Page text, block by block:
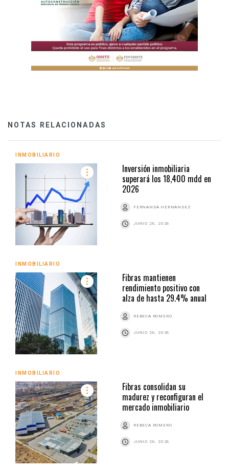
NOTAS RELACIONADAS
INMOBILIARIO
Inversión inmobiliaria
superará los 18,400 mdd en
2026
FERNANDA HERNÁNDEZ
JUNIO 26, 2026
INMOBILIARIO
Fibras mantienen
rendimiento positivo con
alza de hasta 29.4% anual
REBECA ROMERO
JUNIO 26, 2026
INMOBILIARIO
Fibras consolidan su
madurez y reconfiguran el
mercado inmobiliario
REBECA ROMERO
JUNIO 26, 2026